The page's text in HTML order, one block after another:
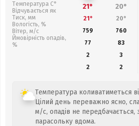
Температура С°
Відчувається як
Тиск, мм
Вологість, %
Вітер, м/с
Ймовірність опадів,
%
21° 20°
21° 20°
759
760
77
83
2
3
2
2
Температура коливатиметься
Цілий день переважно ясно,
м/с, опадів не передбачається,
парасольку вдома.